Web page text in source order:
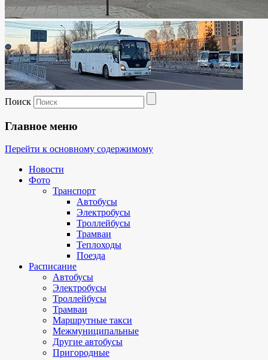
Поиск
Главное меню
Перейти к основному содержимому
Новости
Фото
Транспорт
Автобусы
Электробусы
Троллейбусы
Трамваи
Теплоходы
Поезда
Расписание
Автобусы
Электробусы
Троллейбусы
Трамваи
Маршрутные такси
Межмуниципальные
Другие автобусы
Пригородные